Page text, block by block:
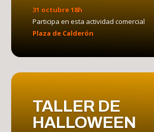
31 octubre 18h
Participa en esta actividad comercial
Plaza de Calderón
TALLER DE
HALLOWEEN